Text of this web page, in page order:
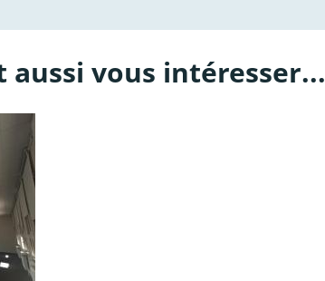
aussi vous intéresser...